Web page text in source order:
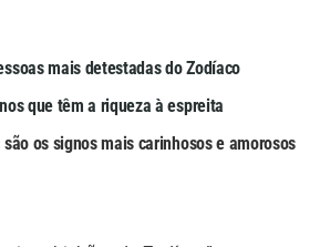
mais detestadas do Zodíaco
que têm a riqueza à espreita
os signos mais carinhosos e amorosos